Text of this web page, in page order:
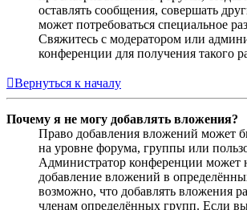
оставлять сообщения, совершать
может потребоваться специальное
Свяжитесь с модератором или
конференции для получения такого
Вернуться к началу
Почему я не могу добавлять вложения?
Право добавления вложений может
на уровне форума, группы или
Администратор конференции может
добавление вложений в
возможно, что добавлять вложения
членам определённых групп. Если